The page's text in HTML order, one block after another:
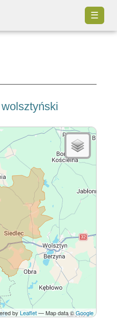
☰
wolsztyński
byLeaflet— Map data ©Google